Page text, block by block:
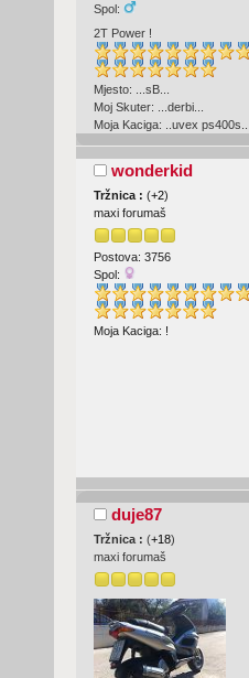
Spol:
2T Power !
Mjesto: ...sB...
Moj Skuter: ...derbi...
Moja Kaciga: ..uvex ps400s..
wonderkid
Tržnica : (+2)
maxi forumaš
Postova: 3756
Spol:
Moja Kaciga: !
duje87
Tržnica : (+18)
maxi forumaš